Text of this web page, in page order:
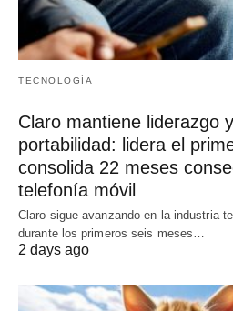
TECNOLOGÍA
Claro mantiene liderazgo
portabilidad: lidera el
consolida 22 meses
telefonía móvil
Claro sigue avanzando en la industria
durante los primeros seis meses…
2 days ago